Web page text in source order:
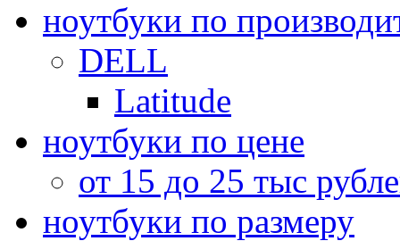
ноутбуки по
DELL
Latitude
ноутбуки по цене
от 15 до 25 тыс
ноутбуки по размеру